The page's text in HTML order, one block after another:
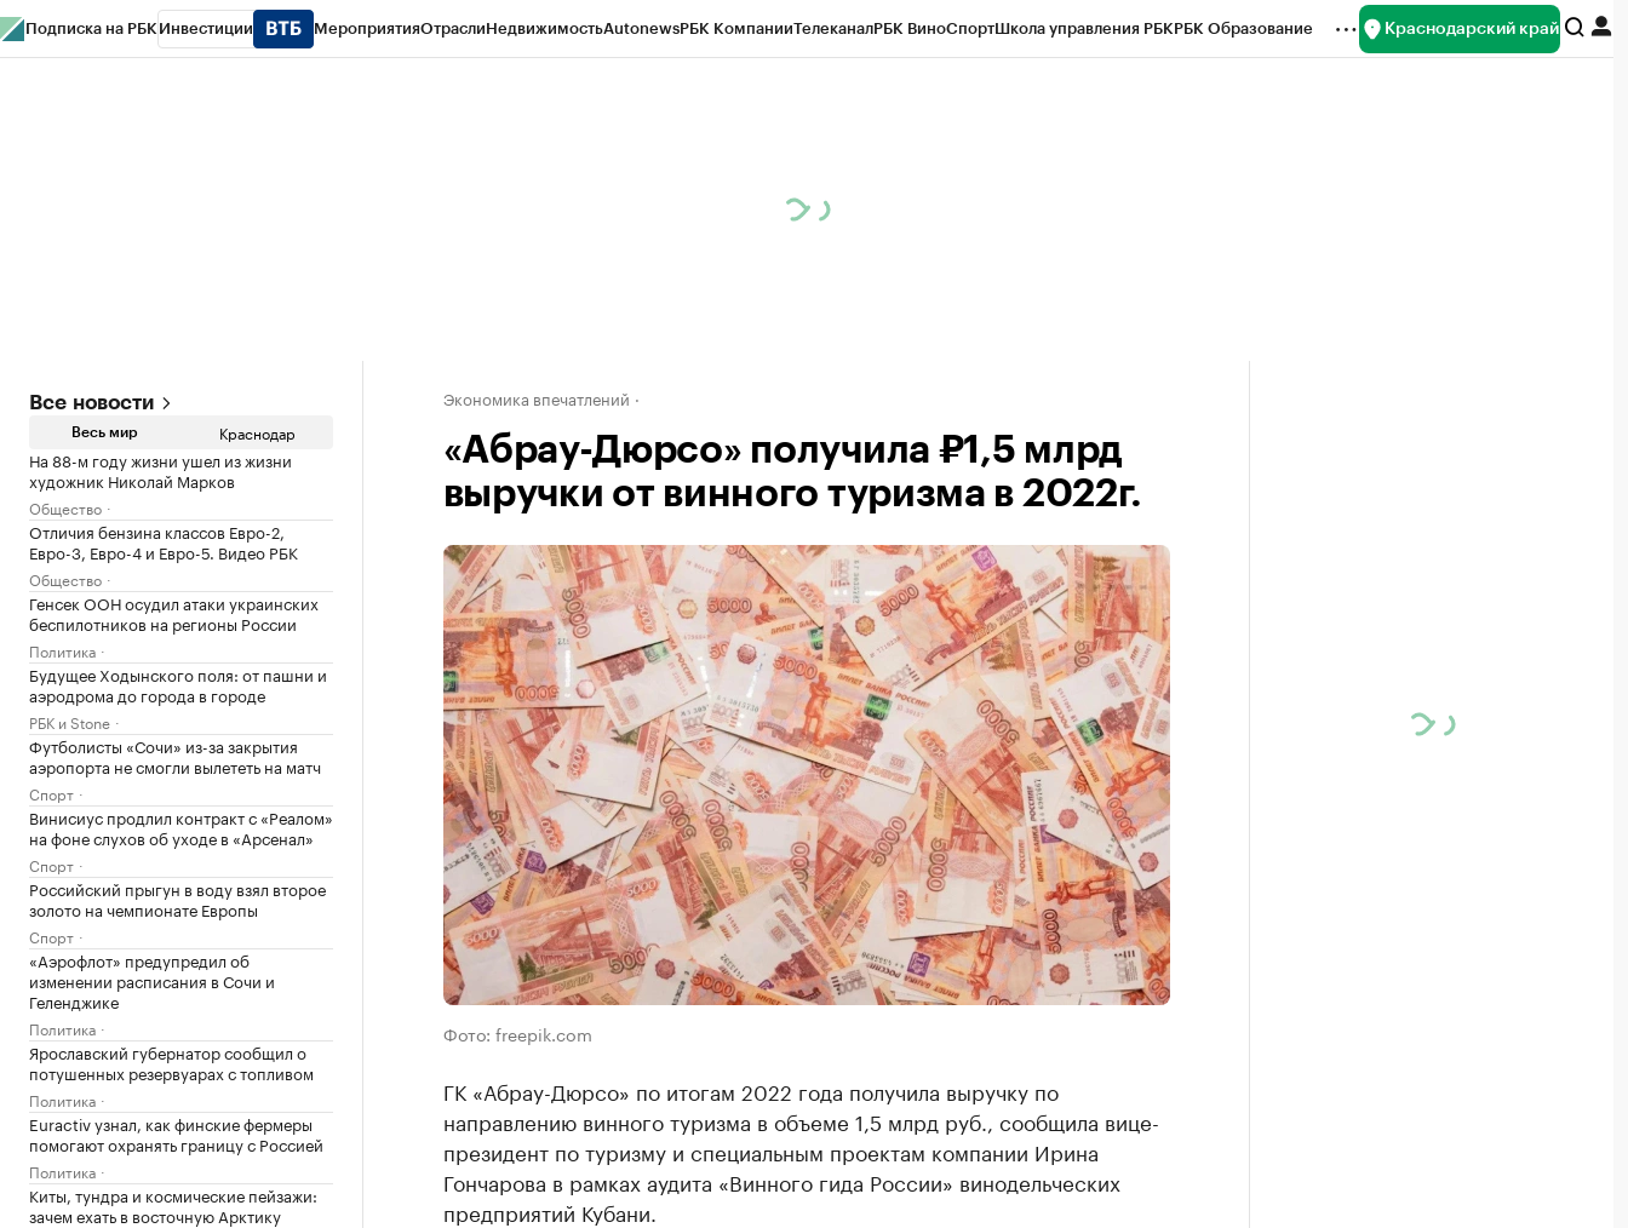
Подписка на РБК Инвестиции МероприятияОтраслиНедвижимостьAutonewsРБК КомпанииТелеканалРБК ВиноСпортШкола управления РБКРБК Образование Краснодарский край
Все новости
Весь мир Краснодар
На 88-м году жизни ушел из жизни
художник Николай Марков
Общество
Отличия бензина классов Евро-2,
Евро-3, Евро-4 и Евро-5. Видео РБК
Общество
Генсек ООН осудил атаки украинских
беспилотников на регионы России
Политика
Будущее Ходынского поля: от пашни и
аэродрома до города в городе
РБК и Stone
Футболисты «Сочи» из-за закрытия
аэропорта не смогли вылететь на матч
Спорт
Винисиус продлил контракт с «Реалом»
на фоне слухов об уходе в «Арсенал»
Спорт
Российский прыгун в воду взял второе
золото на чемпионате Европы
Спорт
«Аэрофлот» предупредил об
изменении расписания в Сочи и
Геленджике
Политика
Ярославский губернатор сообщил о
потушенных резервуарах с топливом
Политика
Euractiv узнал, как финские фермеры
помогают охранять границу с Россией
Политика
Киты, тундра и космические пейзажи:
зачем ехать в восточную Арктику
Экономика впечатлений
«Абрау-Дюрсо» получила ₽1,5 млрд
выручки от винного туризма в 2022г.
Фото: freepik.com
ГК «Абрау-Дюрсо» по итогам 2022 года получила выручку по
направлению винного туризма в объеме 1,5 млрд руб., сообщила вице-
президент по туризму и специальным проектам компании Ирина
Гончарова в рамках аудита «Винного гида России» винодельческих
предприятий Кубани.